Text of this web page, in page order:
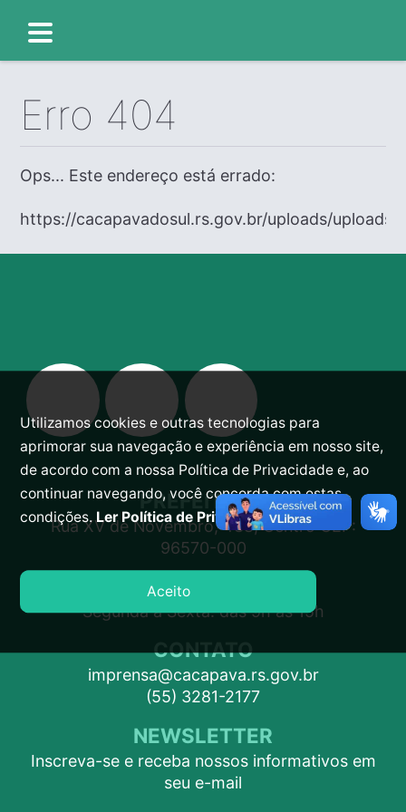
Erro 404
Ops... Este endereço está errado:
https://cacapavadosul.rs.gov.br/uploads/uploads/
PREFEITURA
Rua XV de Novembro, 438, Centro CEP:
96570-000
ATENDIMENTO
Segunda a Sexta: das 9h às 15h
CONTATO
imprensa@cacapava.rs.gov.br
(55) 3281-2177
NEWSLETTER
Inscreva-se e receba nossos informativos em
seu e-mail
Utilizamos cookies e outras tecnologias para
aprimorar sua navegação e experiência em nosso site,
de acordo com a nossa Política de Privacidade e, ao
continuar navegando, você concorda com estas
condições.Ler Política de Privacidade.
Aceito